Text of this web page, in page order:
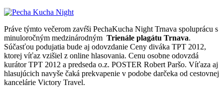
Práve týmto večerom zavŕši PechaKucha Night Trnava spoluprácu s
minuloročným medzinárodným Trienále plagátu Trnava.
Súčasťou podujatia bude aj odovzdanie Ceny diváka TPT 2012,
ktorej víťaz vzišiel z online hlasovania. Cenu osobne odovzdá
kurátor TPT 2012 a predseda o.z. POSTER Robert Paršo. Víťaza aj
hlasujúcich navyše čaká prekvapenie v podobe darčeka od cestovnej
kancelárie Victory Travel.